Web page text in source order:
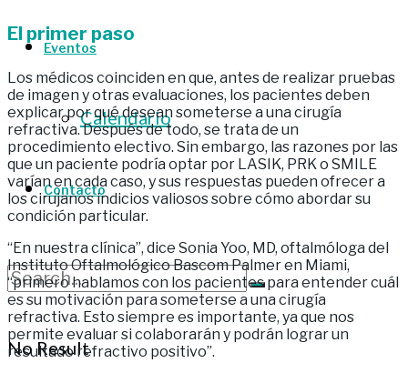
Eventos
Calendario
Contacto
No Result
El primer paso
Los médicos coinciden en que, antes de realizar pruebas
de imagen y otras evaluaciones, los pacientes deben
explicar por qué desean someterse a una cirugía
refractiva. Después de todo, se trata de un
procedimiento electivo. Sin embargo, las razones por las
que un paciente podría optar por LASIK, PRK o SMILE
varían en cada caso, y sus respuestas pueden ofrecer a
los cirujanos indicios valiosos sobre cómo abordar su
condición particular.
“En nuestra clínica”, dice Sonia Yoo, MD, oftalmóloga del
Instituto Oftalmológico Bascom Palmer en Miami,
“primero hablamos con los pacientes para entender cuál
es su motivación para someterse a una cirugía
refractiva. Esto siempre es importante, ya que nos
permite evaluar si colaborarán y podrán lograr un
resultado refractivo positivo”.